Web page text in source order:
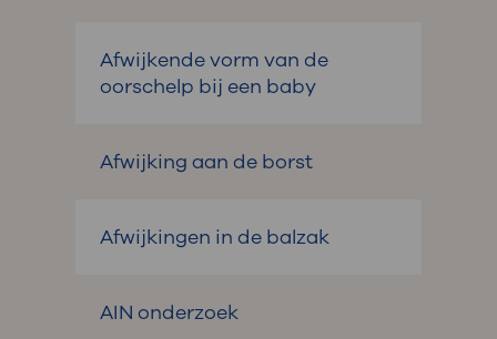
Afwijkende vorm van de
oorschelp bij een baby
Afwijking aan de borst
Afwijkingen in de balzak
AIN onderzoek